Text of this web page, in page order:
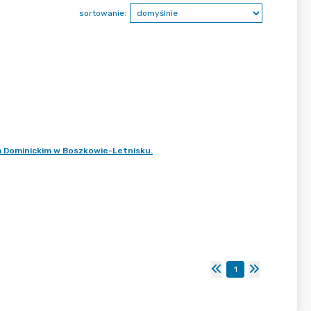
sortowanie:
Dominickim w Boszkowie-Letnisku.
1